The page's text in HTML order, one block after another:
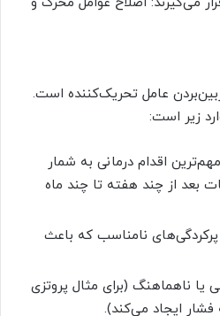
عامل تحریک‌کننده است.
زیر است:
اقدام درمانی به شمار
بعد از چند هفته تا چند ماه
پرکردگی‌های نامناسب که باعث
یا ناهماهنگ (برای مثال پروتزی
فشار ایجاد می‌کند).